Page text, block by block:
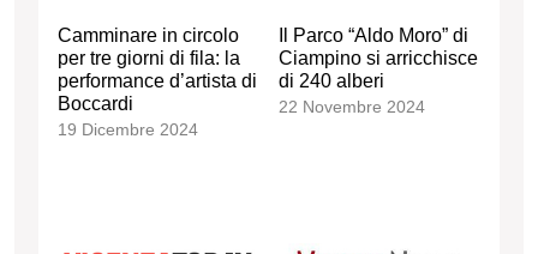
Camminare in circolo
per tre giorni di fila: la
performance d’artista di
Boccardi
19 Dicembre 2024
Il Parco “Aldo Moro” di
Ciampino si arricchisce
di 240 alberi
22 Novembre 2024